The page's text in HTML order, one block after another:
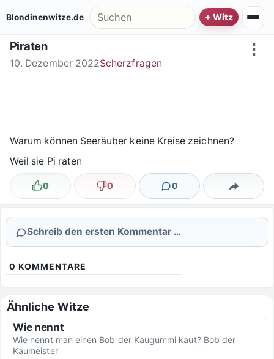
Blondinenwitze.de Suche nach:
⋮
Piraten
10. Dezember 2022Scherzfragen
Warum können Seeräuber keine Kreise zeichnen?
Weil sie Pi raten
Lustig
0 Nicht lustig
0 0
Kommentare Teilen
Schreib den ersten Kommentar …
0 KOMMENTARE
Ähnliche Witze
Wie nennt
Wie nennt man einen Bob der Kaugummi kaut? Bob der
Kaumeister